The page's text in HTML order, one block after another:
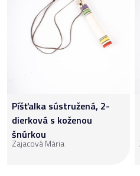
Píšťalka sústružená, 2-
dierková s koženou
šnúrkou
Zajacová Mária